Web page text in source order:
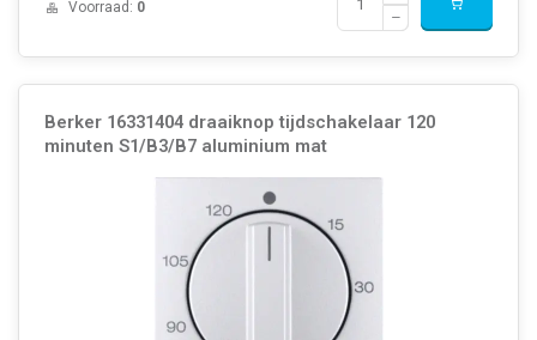
Voorraad: 0
Berker 16331404 draaiknop tijdschakelaar 120
minuten S1/B3/B7 aluminium mat